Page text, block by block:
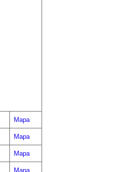
Mapa
Mapa
Mapa
Mapa